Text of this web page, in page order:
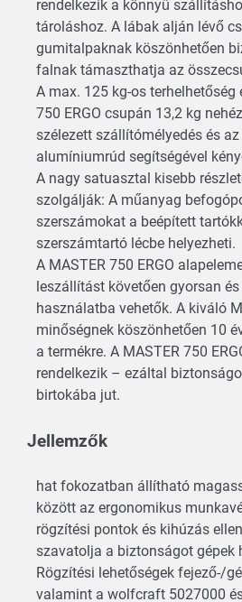
rendelkezik a könnyű
tároláshoz. A lábak alján lévő
gumitalpaknak köszönhetően
falnak támaszthatja az
A max. 125 kg-os terhelhetőség
750 ERGO csupán 13,2 kg
szélezett szállítómélyedés és
alumíniumrúd segítségével
A nagy satuasztal kisebb
szolgálják: A műanyag
szerszámokat a beépített
szerszámtartó lécbe helyezheti.
A MASTER 750 ERGO
leszállítást követően gyorsan és
használatba vehetők. A kiváló
minőségnek köszönhetően 10
a termékre. A MASTER 750
rendelkezik – ezáltal
birtokába jut.
Jellemzők
hat fokozatban állítható
között az ergonomikus
rögzítési pontok és kihúzás
szavatolja a biztonságot gépek
Rögzítési lehetőségek fejező-/
valamint a wolfcraft 5027000